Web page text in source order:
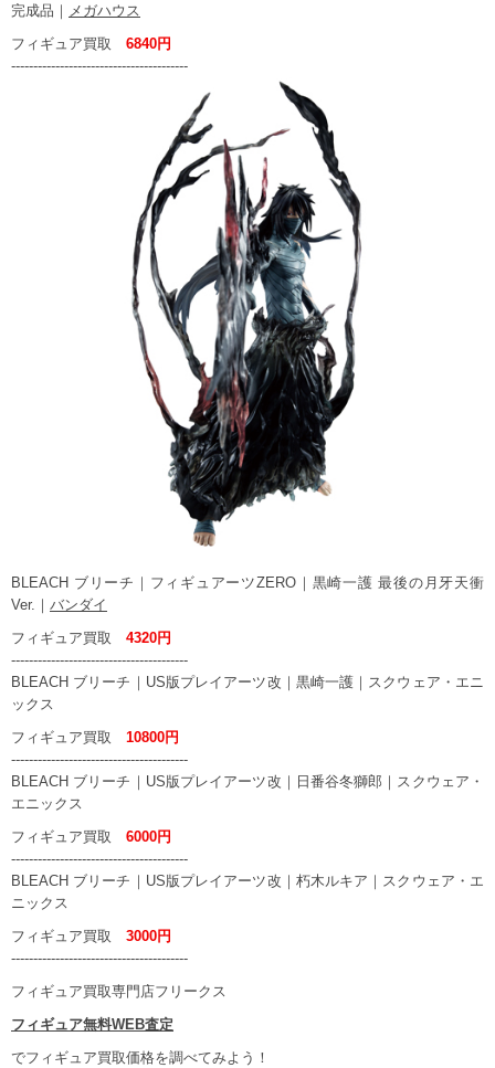
完成品｜ メガハウス
フィギュア買取 6840円
----------------------------------------
BLEACH ブリーチ｜フィギュアーツZERO｜黒崎一護 最後の月牙天衝
Ver.｜ バンダイ
フィギュア買取 4320円
----------------------------------------
BLEACH ブリーチ｜US版プレイアーツ改｜黒崎一護｜スクウェア・エニ
ックス
フィギュア買取 10800円
----------------------------------------
BLEACH ブリーチ｜US版プレイアーツ改｜日番谷冬獅郎｜スクウェア・
エニックス
フィギュア買取 6000円
----------------------------------------
BLEACH ブリーチ｜US版プレイアーツ改｜朽木ルキア｜スクウェア・エ
ニックス
フィギュア買取 3000円
----------------------------------------
フィギュア買取専門店フリークス
フィギュア無料WEB査定
でフィギュア買取価格を調べてみよう！